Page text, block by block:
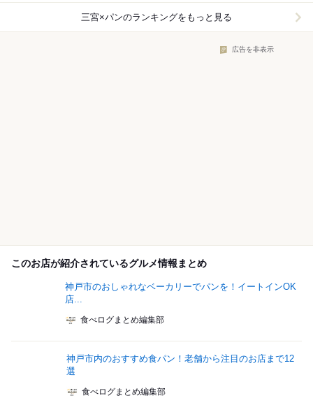
三宮×パンのランキングをもっと見る
広告を非表示
このお店が紹介されているグルメ情報まとめ
神戸市のおしゃれなベーカリーでパンを！イートインOK
店...
食べログまとめ編集部
神戸市内のおすすめ食パン！老舗から注目のお店まで12
選
食べログまとめ編集部